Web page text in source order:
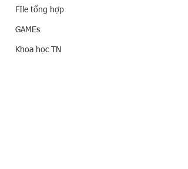
FIle tổng hợp
GAMEs
Khoa học TN